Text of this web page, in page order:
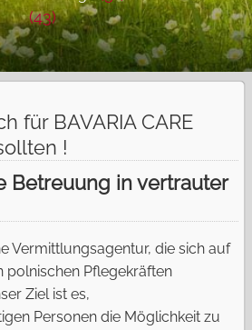
(43)
für BAVARIA CARE
!
Betreuung in vertrauter
Vermittlungsagentur, die sich auf
polnischen Pflegekräften
Ziel ist es,
Personen die Möglichkeit zu